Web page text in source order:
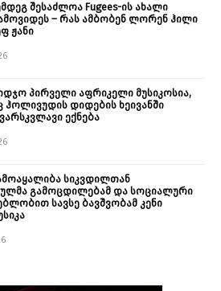
შესაძლოა Fugees-ის ახალი
– რას ამბობენ ლორენ ჰილი
ჟანი
პირველი აფრიკელი მუსიკოსია,
დიდების ხეივანში
ექნება
სიკვდილთან
გამოცდილებამ და სოციალური
სავსე ბავშვობამ კენი